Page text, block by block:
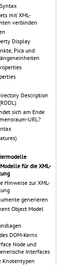
mit XML-
verbinden
Display
Pica und
Description
sich am Ende
URL?
für die XML-
Hinweise zur XML-
generieren
Object Model
DOM-Kerns
Node und
Interfaces
Knotentypen